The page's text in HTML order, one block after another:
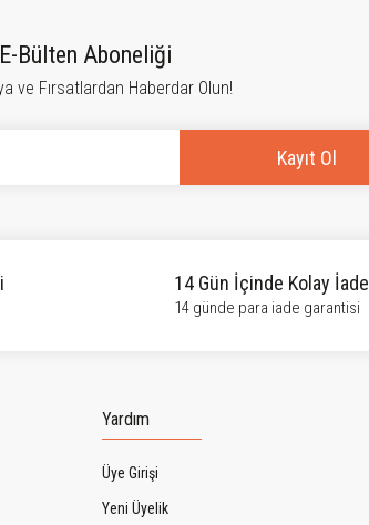
Bu ürüne ilk yorumu siz yapın!
E-Bülten Aboneliği
ve Fırsatlardan Haberdar Olun!
Kayıt Ol
14 Gün İçinde Kolay İade
14 günde para iade garantisi
Yardım
Üye Girişi
Yeni Üyelik